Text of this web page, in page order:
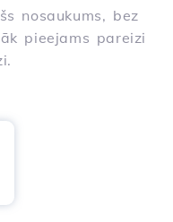
nosaukums, bez
pieejams pareizi